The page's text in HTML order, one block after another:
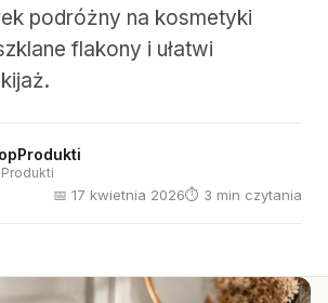
podróżny na kosmetyki
flakony i ułatwi
📅 17 kwietnia 2026⏱ 3 min czytania